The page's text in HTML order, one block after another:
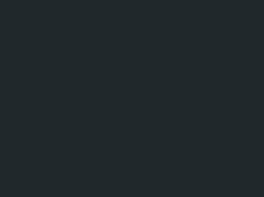
переплата 15% за вид на